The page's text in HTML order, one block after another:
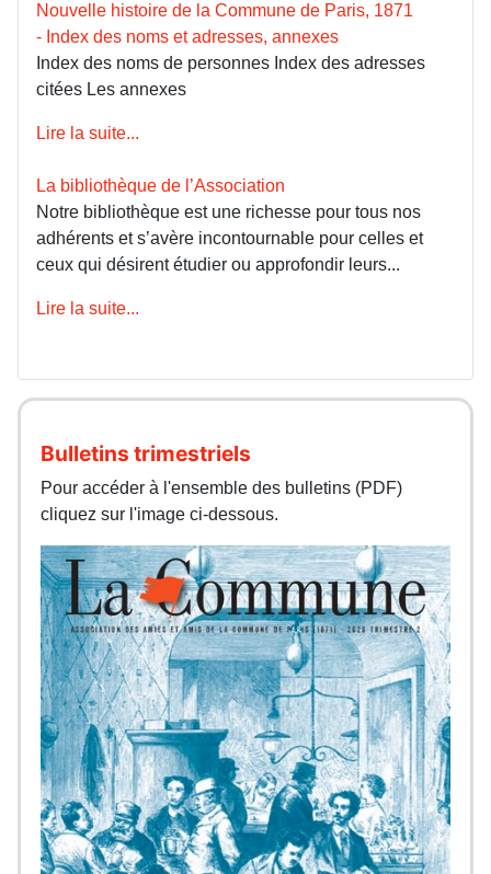
Nouvelle histoire de la Commune de Paris, 1871
- Index des noms et adresses, annexes
Index des noms de personnes Index des adresses
citées Les annexes
Lire la suite...
La bibliothèque de l’Association
Notre bibliothèque est une richesse pour tous nos
adhérents et s’avère incontournable pour celles et
ceux qui désirent étudier ou approfondir leurs...
Lire la suite...
Bulletins trimestriels
Pour accéder à l'ensemble des bulletins (PDF)
cliquez sur l'image ci-dessous.